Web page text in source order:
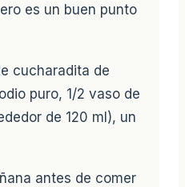
es un buen punto
cucharadita de
puro, 1/2 vaso de
de 120 ml), un
antes de comer